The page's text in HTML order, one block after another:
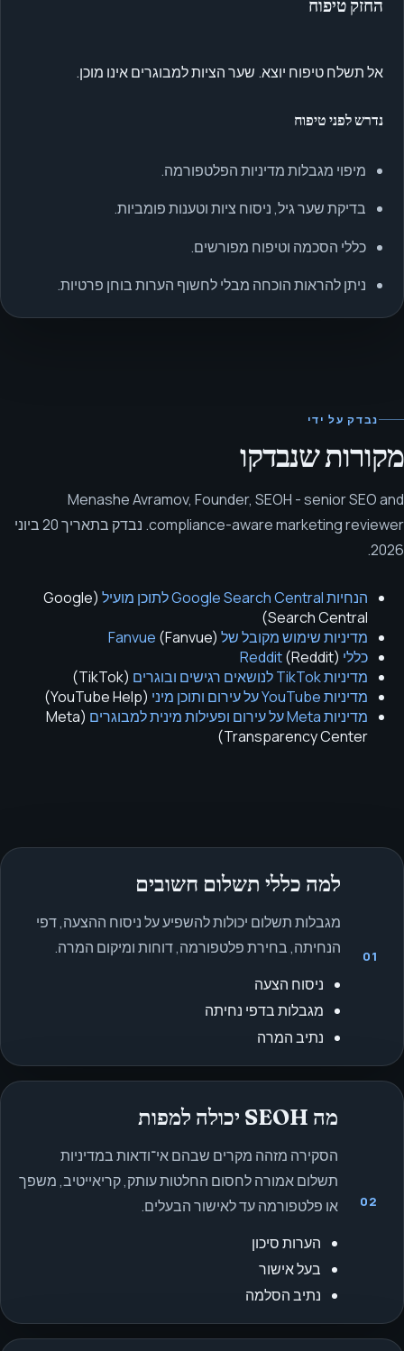
החזק טיפוח
אל תשלח טיפוח יוצא. שער הציות למבוגרים אינו מוכן.
נדרש לפני טיפוח
מיפוי מגבלות מדיניות הפלטפורמה.
בדיקת שער גיל, ניסוח ציות וטענות פומביות.
כללי הסכמה וטיפוח מפורשים.
ניתן להראות הוכחה מבלי לחשוף הערות בוחן פרטיות.
נבדק על ידי
מקורות שנבדקו
Menashe Avramov, Founder, SEOH - senior SEO and
compliance-aware marketing reviewer
. נבדק בתאריך
20 ביוני
2026
.
הנחיות Google Search Central לתוכן מועיל (
Google
Search Central
)
מדיניות שימוש מקובל של Fanvue
(Fanvue)
כללי Reddit
(Reddit)
מדיניות TikTok לנושאים רגישים ובוגרים
(
TikTok
)
מדיניות YouTube על עירום ותוכן מיני
(
YouTube Help
)
מדיניות Meta על עירום ופעילות מינית למבוגרים
(
Meta
Transparency Center
)
01
למה כללי תשלום חשובים
מגבלות תשלום יכולות להשפיע על ניסוח ההצעה, דפי
הנחיתה, בחירת פלטפורמה, דוחות ומיקום המרה.
ניסוח הצעה
מגבלות בדפי נחיתה
נתיב המרה
02
מה SEOH יכולה למפות
הסקירה מזהה מקרים שבהם אי־ודאות במדיניות
תשלום אמורה לחסום החלטות עותק, קריאייטיב, משפך
או פלטפורמה עד לאישור הבעלים.
הערות סיכון
בעל אישור
נתיב הסלמה